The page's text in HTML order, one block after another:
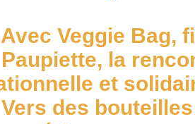
Avec Veggie Bag,
Paupiette, la
et
Vers des